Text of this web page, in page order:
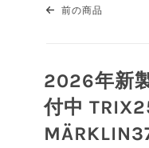
前の商品
2026年新
付中